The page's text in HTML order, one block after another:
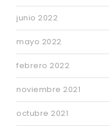
junio 2022
mayo 2022
febrero 2022
noviembre 2021
octubre 2021